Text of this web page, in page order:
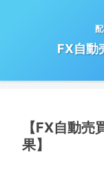
FX自動
【FX自動
果】